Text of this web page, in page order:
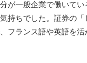
が一般企業で働いて
持ちでした。証券の
フランス語や英語を